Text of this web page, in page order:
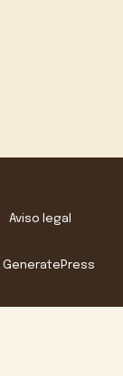
Aviso legal
GeneratePress